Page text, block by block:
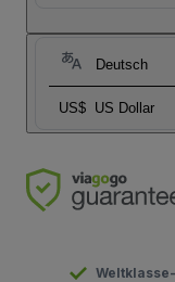
Deutsch
US$ US Dollar